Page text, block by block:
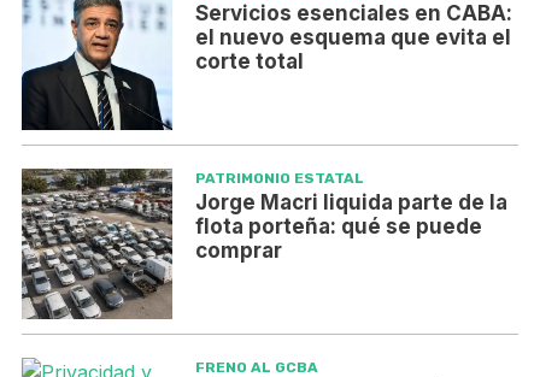
Servicios esenciales en CABA:
el nuevo esquema que evita el
corte total
PATRIMONIO ESTATAL
Jorge Macri liquida parte de la
flota porteña: qué se puede
comprar
FRENO AL GCBA